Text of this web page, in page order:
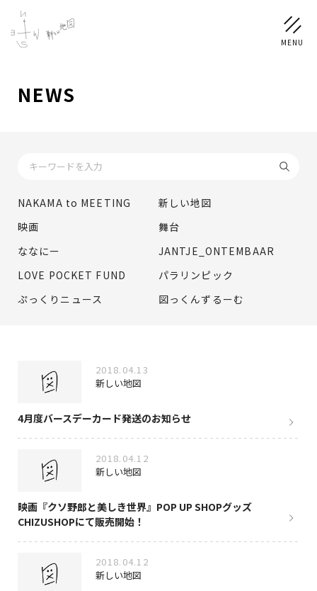
NEWS
香取 慎吾
DISCOGRAPHY
CHIZUSHOP
CHIZULOG
お問い合わせ
メールマガジン登録/解除
NEWS
NAKAMA to MEETING
新しい地図
映画
舞台
ななにー
JANTJE_ONTEMBAAR
LOVE POCKET FUND
パラリンピック
ぷっくりニュース
図っくんずるーむ
2018.04.13
新しい地図
4月度バースデーカード発送のお知らせ
2018.04.12
新しい地図
映画『クソ野郎と美しき世界』POP UP SHOPグッズ
CHIZUSHOPにて販売開始！
2018.04.12
新しい地図